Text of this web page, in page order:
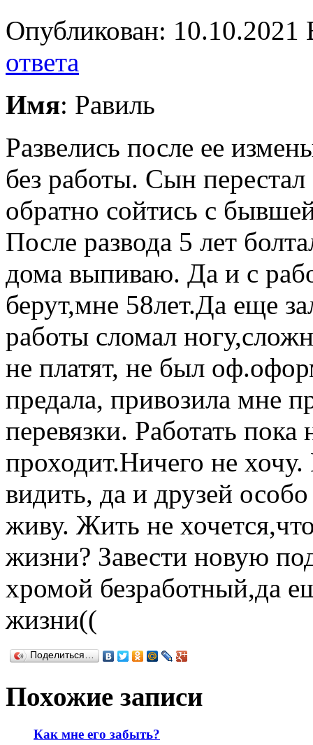
Опубликован:
ответа
Имя: Равиль
Развелись после ее
без работы. Сын
обратно сойтись с
После развода 5 лет
дома выпиваю. Да и с
берут,мне 58лет.Да еще
работы сломал
не платят, не был
предала, привозила мне
перевязки. Работать
проходит.Ничего не
видить, да и друзей
живу. Жить не
жизни? Завести новую
хромой безработный,да
жизни((
Поделиться…
Похожие записи
Как мне его забыть?